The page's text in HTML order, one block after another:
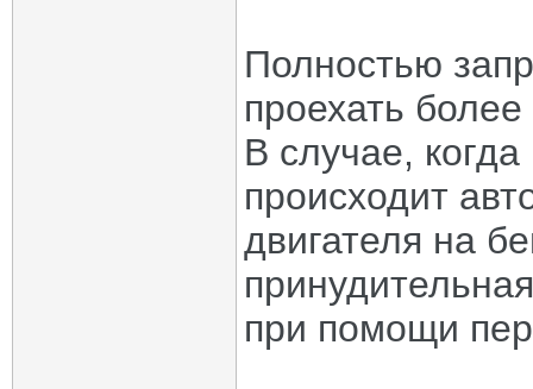
Полностью
проехать
В случае,
происходит
двигателя на
при помощи